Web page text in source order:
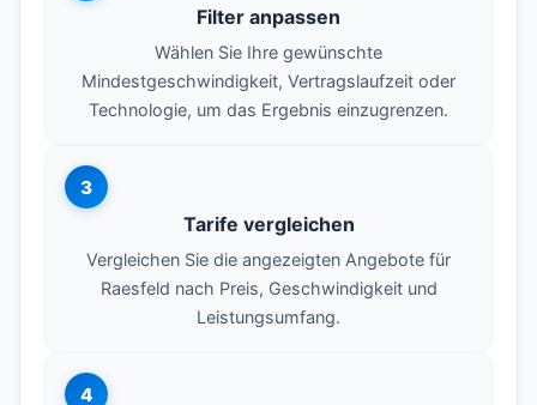
Filter anpassen
Wählen Sie Ihre gewünschte
Mindestgeschwindigkeit, Vertragslaufzeit oder
Technologie, um das Ergebnis einzugrenzen.
3
Tarife vergleichen
Vergleichen Sie die angezeigten Angebote für
Raesfeld nach Preis, Geschwindigkeit und
Leistungsumfang.
4